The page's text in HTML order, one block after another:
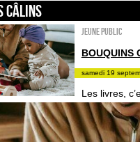
câlins
Jeune public
BOUQUINS
samedi 19
Les livres,